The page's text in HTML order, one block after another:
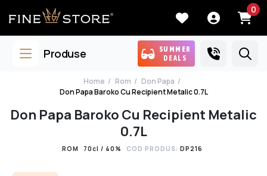
0
Produse
SUMMER
DEALS
Home Rom
Don Papa
Don Papa Baroko Cu Recipient Metalic 0.7L
Don Papa Baroko Cu Recipient Metalic
0.7L
ROM 70cl / 40% COD PRODUS: DP216